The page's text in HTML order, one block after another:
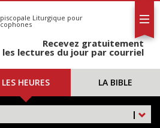
Liturgique pour
Recevez gratuitement
les lectures du jour par courriel
LES HEURES LA BIBLE
|